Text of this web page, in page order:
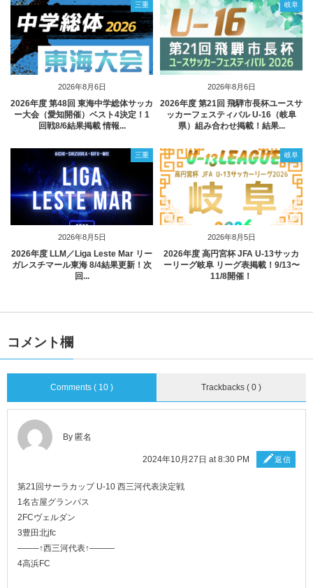
2026年8月6日
三重
2026年度 第48回 東海中学総体サッカ
ー大会（愛知開催）ベスト4決定！1
回戦8/6結果掲載 情報...
2026年8月6日
岐阜
2026年度 第21回 飛騨市長杯ユースサ
ッカーフェスティバル U-16（岐阜
県）組み合わせ掲載！結果...
2026年8月5日
三重
2026年度 LLM／Liga Leste Mar リー
ガレスチマール東海 8/4結果更新！次
回...
2026年8月5日
岐阜
2026年度 高円宮杯 JFA U-13サッカ
ーリーグ岐阜 リーグ表掲載！9/13〜
11/8開催！
コメント欄
Comments ( 10 ) Trackbacks ( 0 )
By 匿名
2024年10月27日 at 8:30 PM 返信
第21回サーラカップ U-10 西三河代表決定戦
1名古屋グランパス
2FCヴェルダン
3豊田北jfc
——–↑西三河代表↑———
4高浜FC